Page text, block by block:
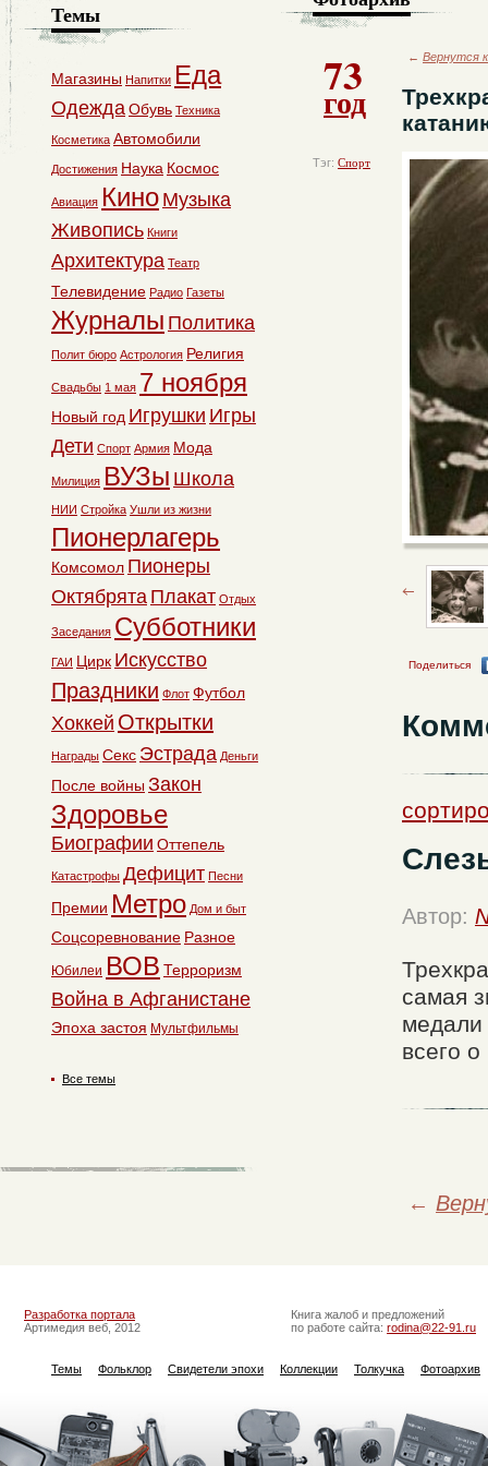
73
год
Тэг: Спорт
← Вернутся
Поделиться
Автор:
самая
медали
всего
←
Темы
Магазины Напитки Еда
ОдеждаОбувь Техника
Косметика Автомобили
Достижения Наука Космос
Авиация Кино Музыка
Живопись Книги
Архитектура Театр
Телевидение Радио Газеты
Журналы Политика
Полит бюро Астрология Религия
Свадьбы 1 мая 7 ноября
Новый год Игрушки Игры
Дети Спорт Армия Мода
Милиция ВУЗы Школа
НИИ Стройка Ушли из жизни
Пионерлагерь
Комсомол Пионеры
Октябрята Плакат Отдых
Заседания Субботники
ГАИ Цирк Искусство
Праздники Флот Футбол
Хоккей Открытки
Награды Секс Эстрада Деньги
После войны Закон
Здоровье
Биографии Оттепель
Катастрофы Дефицит Песни
Премии Метро Дом и быт
Соцсоревнование Разное
Юбилеи ВОВ Терроризм
Война в Афганистане
Эпоха застоя Мультфильмы
Все темы
Разработка портала
Артимедия веб, 2012
Книга жалоб и предложений
по работе сайта: rodina@22-91.ru
Темы Фольклор Свидетели эпохи Коллекции Толкучка Фотоархив